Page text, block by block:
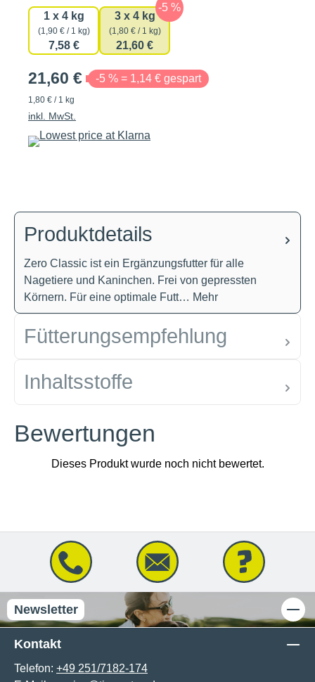
1 x 4 kg
(1,90 € / 1 kg)
7,58 €
3 x 4 kg
(1,80 € / 1 kg)
21,60 €
21,60 € -5 % = 1,14 € gespart
1,80 € / 1 kg
inkl. MwSt.
Produktdetails
Zero Classic ist ein Ergänzungsfutter für alle
Nagetiere und Kaninchen. Frei von gepressten
Körnern. Für eine optimale Futt… Mehr
Fütterungsempfehlung
Inhaltsstoffe
Bewertungen
Newsletter
Kontakt
Telefon: +49 251/7182-174